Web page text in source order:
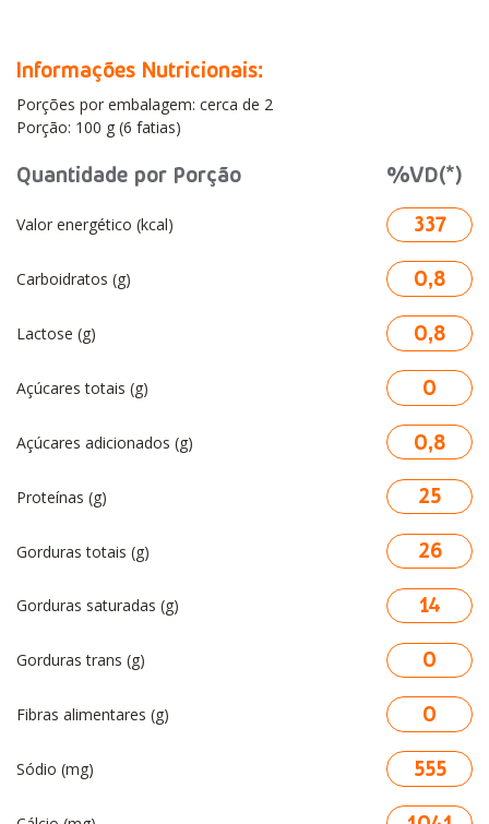
Informações Nutricionais:
Porções por embalagem: cerca de 2
Porção: 100 g (6 fatias)
Quantidade por Porção %VD(*)
Valor energético (kcal) 337
Carboidratos (g) 0,8
Lactose (g) 0,8
Açúcares totais (g) 0
Açúcares adicionados (g) 0,8
Proteínas (g) 25
Gorduras totais (g) 26
Gorduras saturadas (g) 14
Gorduras trans (g) 0
Fibras alimentares (g) 0
Sódio (mg) 555